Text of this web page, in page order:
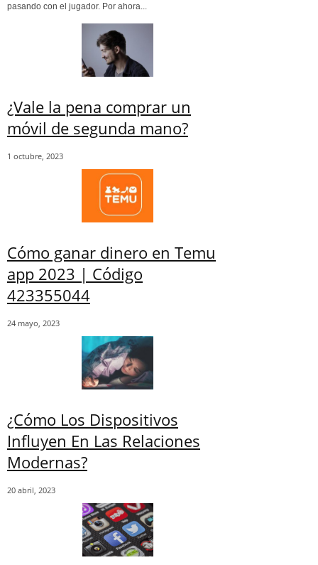
pasando con el jugador. Por ahora...
¿Vale la pena comprar un
móvil de segunda mano?
1 octubre, 2023
Cómo ganar dinero en Temu
app 2023 | Código
423355044
24 mayo, 2023
¿Cómo Los Dispositivos
Influyen En Las Relaciones
Modernas?
20 abril, 2023